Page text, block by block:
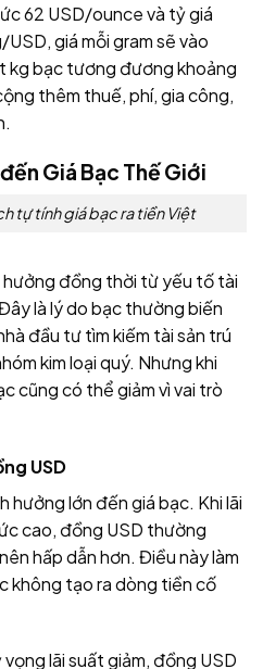
62 USD/ounce và tỷ giá
giá mỗi gram sẽ vào
bạc tương đương khoảng
thêm thuế, phí, gia công,
Giá Bạc Thế Giới
tự tính giá bạc ra tiền Việt
hưởng đồng thời từ yếu tố tài
là lý do bạc thường biến
đầu tư tìm kiếm tài sản trú
kim loại quý. Nhưng khi
cũng có thể giảm vì vai trò
USD
hưởng lớn đến giá bạc. Khi lãi
cao, đồng USD thường
hấp dẫn hơn. Điều này làm
không tạo ra dòng tiền cố
lãi suất giảm, đồng USD